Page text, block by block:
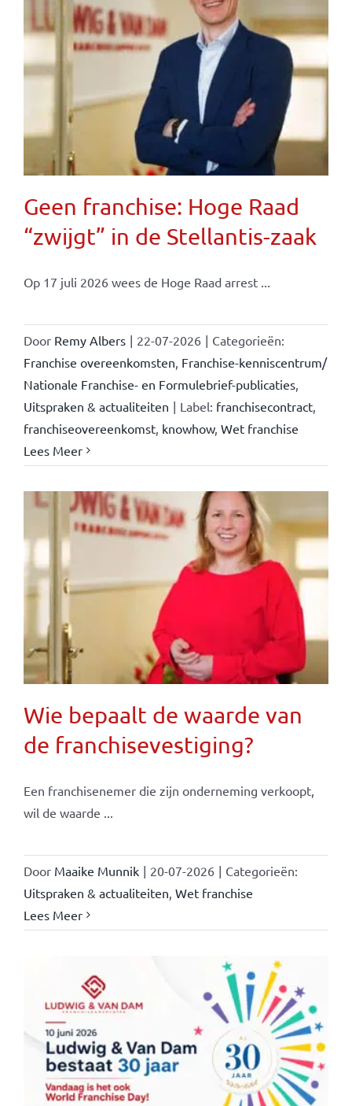
Geen franchise: Hoge Raad
“zwijgt” in de Stellantis-zaak
Op 17 juli 2026 wees de Hoge Raad arrest ...
Door Remy Albers | 22-07-2026 | Categorieën:
Franchise overeenkomsten Franchise-kenniscentrum/
Nationale Franchise- en Formulebrief-publicaties,
Uitspraken & actualiteiten | Label: franchisecontract,
franchiseovereenkomst, knowhow, Wet franchise
Lees Meer
Wie bepaalt de waarde van
de franchisevestiging?
Een franchisenemer die zijn onderneming verkoopt,
wil de waarde ...
Door Maaike Munnik | 20-07-2026 | Categorieën:
Uitspraken & actualiteiten Wet franchise
Lees Meer